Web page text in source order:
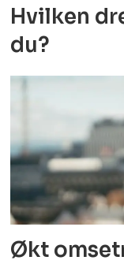
Hvilken
du?
Økt